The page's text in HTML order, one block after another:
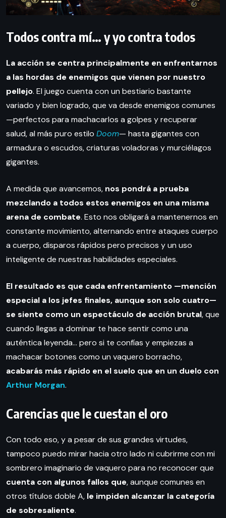
Todos contra mí… y yo contra todos
La acción se centra principalmente en enfrentarnos
a las hordas de enemigos que vienen por nuestro
pellejo. El juego cuenta con un bestiario bastante
variado y bien logrado, que va desde enemigos comunes
—perfectos para machacarlos a golpes y recuperar
salud, al más puro estilo Doom— hasta gigantes con
armadura o escudos, criaturas voladoras y murciélagos
gigantes.
A medida que avancemos, nos pondrá a prueba
mezclando a todos estos enemigos en una misma
arena de combate. Esto nos obligará a mantenernos en
constante movimiento, alternando entre ataques cuerpo
a cuerpo, disparos rápidos pero precisos y un uso
inteligente de nuestras habilidades especiales.
El resultado es que cada enfrentamiento —mención
especial a los jefes finales, aunque son solo cuatro—
se siente como un espectáculo de acción brutal, que
cuando llegas a dominar te hace sentir como una
auténtica leyenda… pero si te confías y empiezas a
machacar botones como un vaquero borracho,
acabarás más rápido en el suelo que en un duelo con
Arthur Morgan.
Carencias que le cuestan el oro
Con todo eso, y a pesar de sus grandes virtudes,
tampoco puedo mirar hacia otro lado ni cubrirme con mi
sombrero imaginario de vaquero para no reconocer que
cuenta con algunos fallos que, aunque comunes en
otros títulos doble A, le impiden alcanzar la categoría
de sobresaliente.